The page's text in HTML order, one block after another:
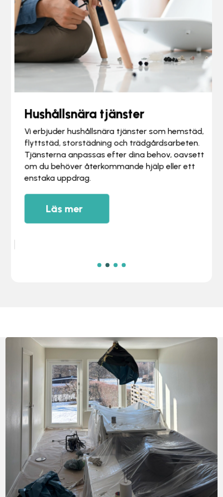
Hushållsnära tjänster
Vi erbjuder hushållsnära tjänster som hemstäd,
flyttstäd, storstädning och trädgårdsarbeten.
Tjänsterna anpassas efter dina behov, oavsett
om du behöver återkommande hjälp eller ett
enstaka uppdrag.
Läs mer